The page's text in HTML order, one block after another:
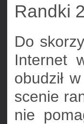
Randki
Do
Internet
obudził
scenie
nie